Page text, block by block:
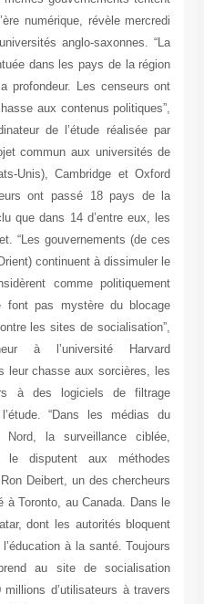
numérique, révèle mercredi
anglo-saxonnes. “La
dans les pays de la région
profondeur. Les censeurs ont
aux contenus politiques”,
de l’étude réalisée par
commun aux universités de
Unis), Cambridge et Oxford
ont passé 18 pays de la
que dans 14 d’entre eux, les
“Les gouvernements (de ces
continuent à dissimuler le
comme politiquement
font pas mystère du blocage
les sites de socialisation”,
à l’université Harvard
leur chasse aux sorcières, les
à des logiciels de filtrage
“Dans les médias du
Nord, la surveillance ciblée,
le disputent aux méthodes
Deibert, un des chercheurs
à Toronto, au Canada. Dans le
dont les autorités bloquent
à la santé. Toujours
au site de socialisation
d’utilisateurs à travers